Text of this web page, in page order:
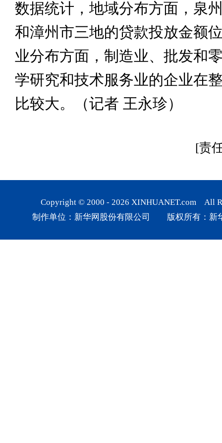
数据统计，地域分布方面，泉
和漳州市三地的贷款投放金额
业分布方面，制造业、批发和
学研究和技术服务业的企业在
比较大。（记者 王永珍）
[责
Copyright © 2000 - 2026 XINHUANET.com All
制作单位：新华网股份有限公司 版权所有：新